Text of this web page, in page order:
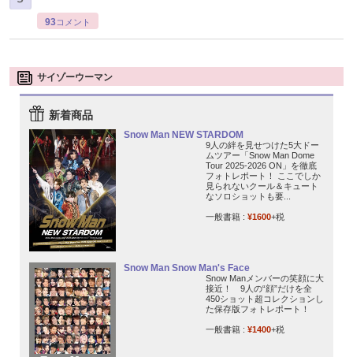
93コメント
サイゾーウーマン
新着商品
Snow Man NEW STARDOM
9人の絆を見せつけた5大ドー
ムツアー「Snow Man Dome
Tour 2025-2026 ON」を徹底
フォトレポート！ ここでしか
見られないクール＆キュート
なソロショットも要...
一般書籍 : ¥1600+税
Snow Man Snow Man's Face
Snow Manメンバーの笑顔に大
接近！ 9人の“顔”だけを全
450ショット超コレクションし
た保存版フォトレポート！
一般書籍 : ¥1400+税